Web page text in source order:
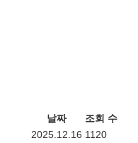
날짜
조회 수
2025.12.16 1120